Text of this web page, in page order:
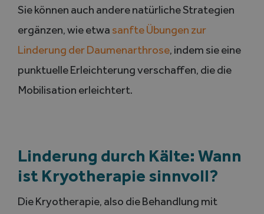
Sie können auch andere natürliche Strategien
ergänzen, wie etwa sanfte Übungen zur
Linderung der Daumenarthrose, indem sie eine
punktuelle Erleichterung verschaffen, die die
Mobilisation erleichtert.
Linderung durch Kälte: Wann
ist Kryotherapie sinnvoll?
Die Kryotherapie, also die Behandlung mit